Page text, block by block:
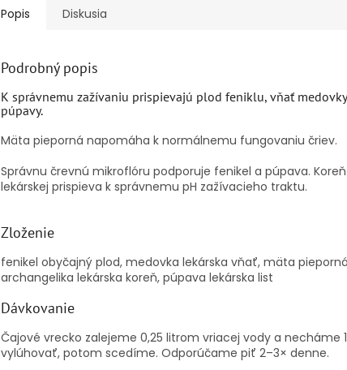
Popis Diskusia
Podrobný popis
K správnemu zažívaniu prispievajú plod feniklu, vňať
púpavy.
Mäta pieporná napomáha k normálnemu fungovaniu čriev.
Správnu črevnú mikroflóru podporuje fenikel a púpava.
lekárskej prispieva k správnemu pH zažívacieho traktu.
Zloženie
fenikel obyčajný plod, medovka lekárska vňať, mäta
archangelika lekárska koreň, púpava lekárska list
Dávkovanie
Čajové vrecko zalejeme 0,25 litrom vriacej vody a necháme
vylúhovať, potom scedíme. Odporúčame piť 2–3× denne.